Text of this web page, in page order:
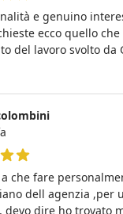
e genuino
ecco quello
del lavoro svolto da
che fare
dell agenzia ,per
devo dire ho trovato